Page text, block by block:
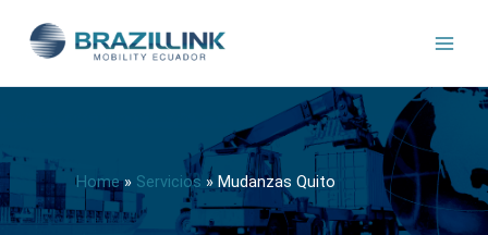
contenido
Home» Servicios » Mudanzas Quito